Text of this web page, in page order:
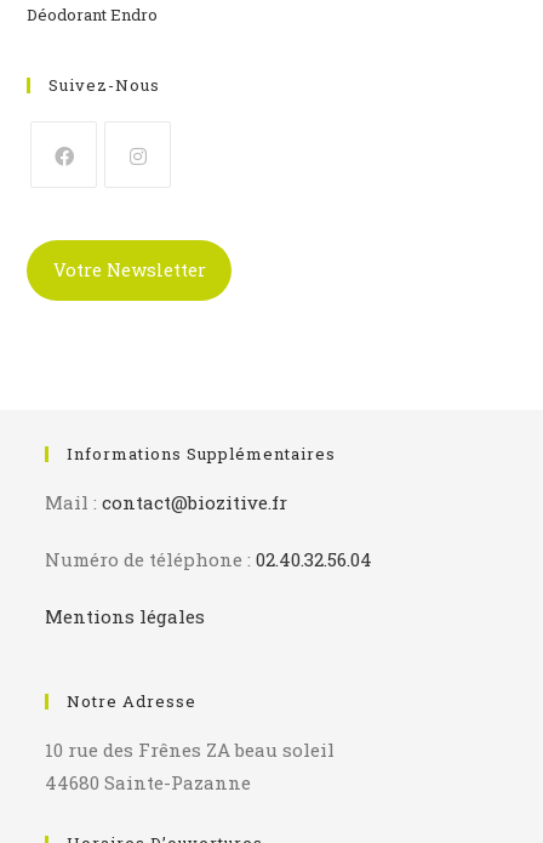
Déodorant Endro
Suivez-Nous
un
nouvel
un
Votre Newsletter
Informations Supplémentaires
Mail :contact@biozitive.fr
Numéro de téléphone :02.40.32.56.04
Mentions légales
Notre Adresse
10 rue des Frênes ZA beau soleil
44680 Sainte-Pazanne